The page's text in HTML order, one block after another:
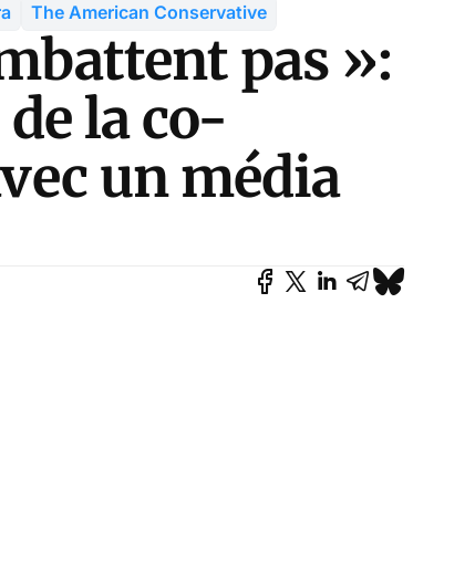
The American Conservative
pas »:
la co-
un média